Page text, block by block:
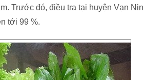
Trước đó, điều tra tại huyện Vạn
tới 99 %.